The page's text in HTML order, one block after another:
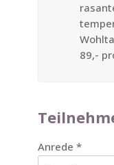
89,-
Anrede *